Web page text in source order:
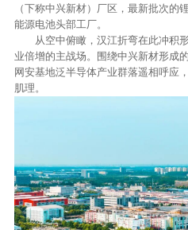
（下称中兴新材）厂区，最新批次的
能源电池头部工厂。
从空中俯瞰，汉江折弯在此冲积
业倍增的主战场。围绕中兴新材形成
网安基地泛半导体产业群落遥相呼应
肌理。